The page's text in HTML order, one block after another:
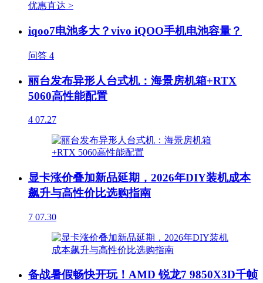
优惠直达 >
iqoo7电池多大？vivo iQOO手机电池容量？
问答 4
丽台发布异形人台式机：海景房机箱+RTX
5060高性能配置
4 07.27
显卡涨价叠加新品延期，2026年DIY装机成本
飙升与高性价比选购指南
7 07.30
备战暑假畅快开玩！AMD 锐龙7 9850X3D千帧